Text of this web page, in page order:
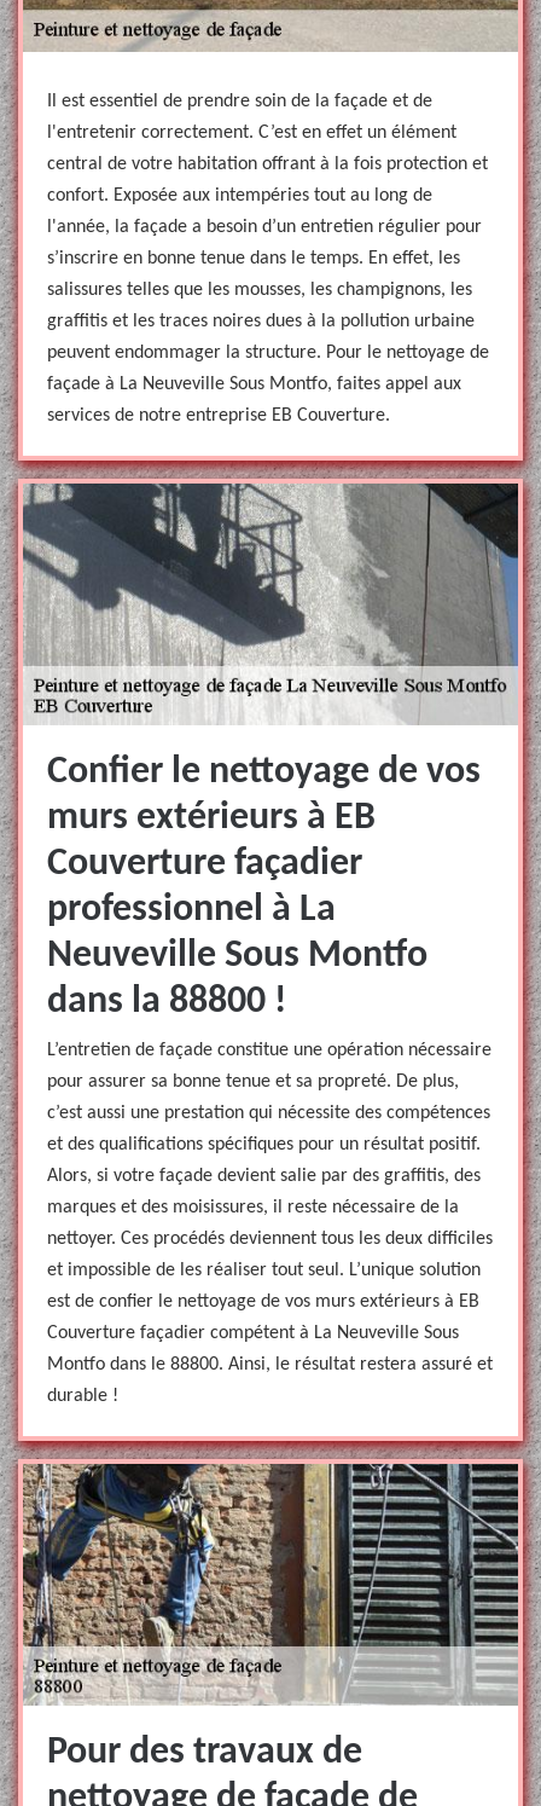
Il est essentiel de prendre soin de la façade et de
l'entretenir correctement. C’est en effet un élément
central de votre habitation offrant à la fois protection et
confort. Exposée aux intempéries tout au long de
l'année, la façade a besoin d’un entretien régulier pour
s’inscrire en bonne tenue dans le temps. En effet, les
salissures telles que les mousses, les champignons, les
graffitis et les traces noires dues à la pollution urbaine
peuvent endommager la structure. Pour le nettoyage de
façade à La Neuveville Sous Montfo, faites appel aux
services de notre entreprise EB Couverture.
Confier le nettoyage de vos
murs extérieurs à EB
Couverture façadier
professionnel à La
Neuveville Sous Montfo
dans la 88800 !
L’entretien de façade constitue une opération nécessaire
pour assurer sa bonne tenue et sa propreté. De plus,
c’est aussi une prestation qui nécessite des compétences
et des qualifications spécifiques pour un résultat positif.
Alors, si votre façade devient salie par des graffitis, des
marques et des moisissures, il reste nécessaire de la
nettoyer. Ces procédés deviennent tous les deux difficiles
et impossible de les réaliser tout seul. L’unique solution
est de confier le nettoyage de vos murs extérieurs à EB
Couverture façadier compétent à La Neuveville Sous
Montfo dans le 88800. Ainsi, le résultat restera assuré et
durable !
Pour des travaux de